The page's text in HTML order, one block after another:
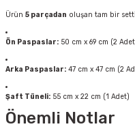
Ürün 5 parçadan oluşan tam bir
Ön Paspaslar: 50 cm x 69 cm (2
Arka Paspaslar: 47 cm x 47 cm (2
Şaft Tüneli: 55 cm x 22 cm (1 Adet)
Önemli Notlar